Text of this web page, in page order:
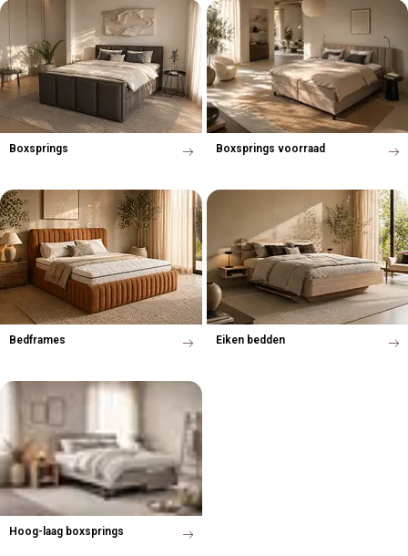
Boxsprings Boxsprings voorraad
Bedframes Eiken bedden
Hoog-laag boxsprings